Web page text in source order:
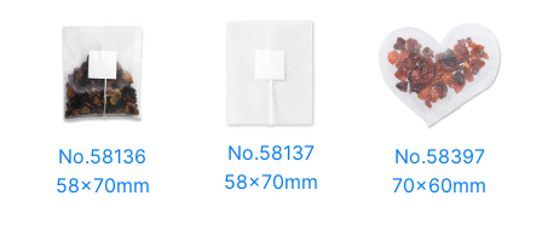
No.58136
58×70mm
No.58137
58×70mm
No.58397
70×60mm